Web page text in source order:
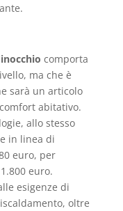
comporta
ma che è
sarà un articolo
abitativo.
allo stesso
in linea di
euro, per
euro.
esigenze di
oltre